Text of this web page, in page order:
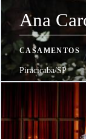
Ana
CASAMENTOS
Piracicaba/SP